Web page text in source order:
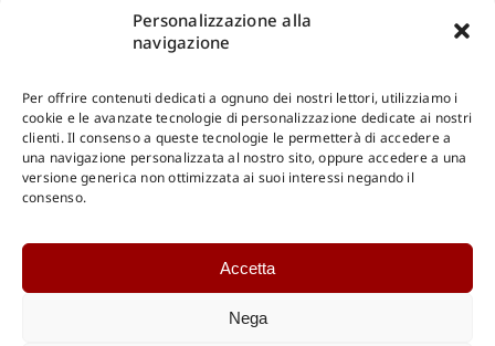
Personalizzazione alla
navigazione
Per offrire contenuti dedicati a ognuno dei nostri lettori, utilizziamo i
cookie e le avanzate tecnologie di personalizzazione dedicate ai nostri
clienti. Il consenso a queste tecnologie le permetterà di accedere a
una navigazione personalizzata al nostro sito, oppure accedere a una
versione generica non ottimizzata ai suoi interessi negando il
consenso.
Accetta
Nega
Shop Gangemi Editore-Pagamenti Sicuri e anche Rateali
Catalogo Internazionale